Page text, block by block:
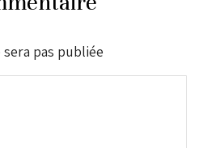
pas publiée